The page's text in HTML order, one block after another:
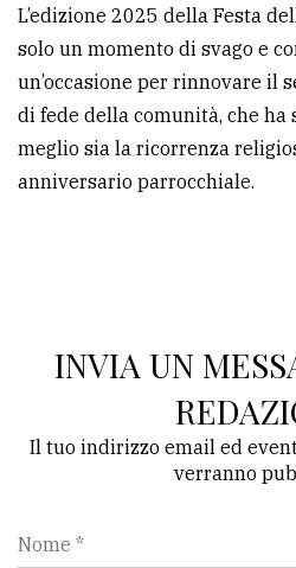
L’edizione 2025 della Festa
solo un momento di svago e
un’occasione per rinnovare il
di fede della comunità, che ha
meglio sia la ricorrenza
anniversario parrocchiale.
INVIA UN
Il tuo indirizzo email ed
verranno
Nome *